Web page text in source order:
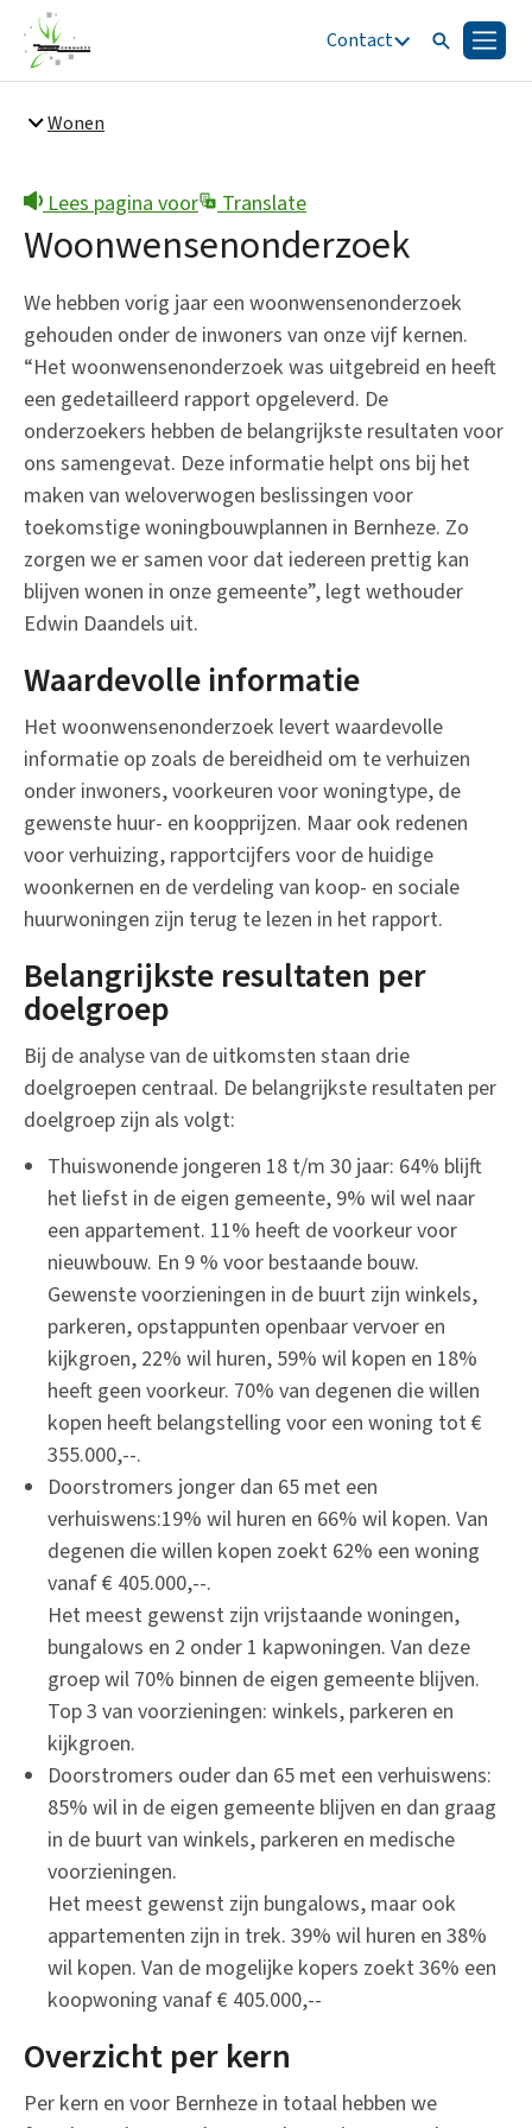
Contact ZoekenMenu
Snel naar
Bestuur en organisatie
Wonen
Lees pagina voor Translate
Woonwensenonderzoek
We hebben vorig jaar een woonwensenonderzoek
gehouden onder de inwoners van onze vijf kernen.
“Het woonwensenonderzoek was uitgebreid en heeft
een gedetailleerd rapport opgeleverd. De
onderzoekers hebben de belangrijkste resultaten voor
ons samengevat. Deze informatie helpt ons bij het
maken van weloverwogen beslissingen voor
toekomstige woningbouwplannen in Bernheze. Zo
zorgen we er samen voor dat iedereen prettig kan
blijven wonen in onze gemeente”, legt wethouder
Edwin Daandels uit.
Waardevolle informatie
Het woonwensenonderzoek levert waardevolle
informatie op zoals de bereidheid om te verhuizen
onder inwoners, voorkeuren voor woningtype, de
gewenste huur- en koopprijzen. Maar ook redenen
voor verhuizing, rapportcijfers voor de huidige
woonkernen en de verdeling van koop- en sociale
huurwoningen zijn terug te lezen in het rapport.
Belangrijkste resultaten per
doelgroep
Bij de analyse van de uitkomsten staan drie
doelgroepen centraal. De belangrijkste resultaten per
doelgroep zijn als volgt:
Thuiswonende jongeren 18 t/m 30 jaar: 64% blijft
het liefst in de eigen gemeente, 9% wil wel naar
een appartement. 11% heeft de voorkeur voor
nieuwbouw. En 9 % voor bestaande bouw.
Gewenste voorzieningen in de buurt zijn winkels,
parkeren, opstappunten openbaar vervoer en
kijkgroen, 22% wil huren, 59% wil kopen en 18%
heeft geen voorkeur. 70% van degenen die willen
kopen heeft belangstelling voor een woning tot €
355.000,--.
Doorstromers jonger dan 65 met een
verhuiswens:19% wil huren en 66% wil kopen. Van
degenen die willen kopen zoekt 62% een woning
vanaf € 405.000,--.
Het meest gewenst zijn vrijstaande woningen,
bungalows en 2 onder 1 kapwoningen. Van deze
groep wil 70% binnen de eigen gemeente blijven.
Top 3 van voorzieningen: winkels, parkeren en
kijkgroen.
Doorstromers ouder dan 65 met een verhuiswens:
85% wil in de eigen gemeente blijven en dan graag
in de buurt van winkels, parkeren en medische
voorzieningen.
Het meest gewenst zijn bungalows, maar ook
appartementen zijn in trek. 39% wil huren en 38%
wil kopen. Van de mogelijke kopers zoekt 36% een
koopwoning vanaf € 405.000,--
Overzicht per kern
Per kern en voor Bernheze in totaal hebben we